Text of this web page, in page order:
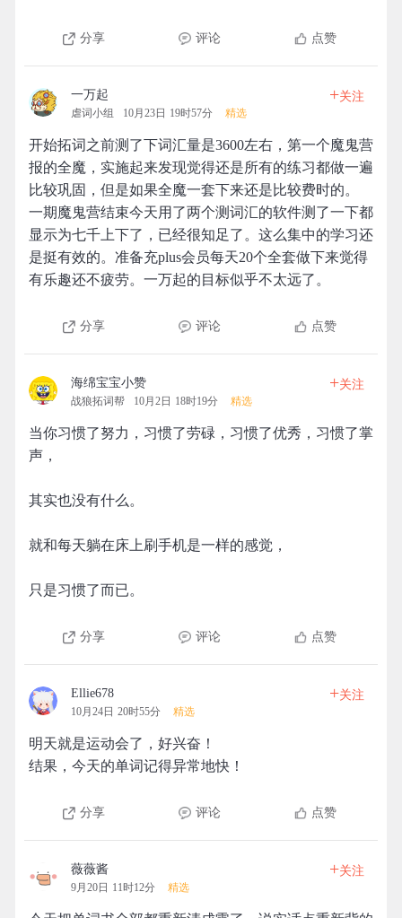
分享 评论 点赞
一万起
虐词小组 10月23日 19时57分 精选
+关注
开始拓词之前测了下词汇量是3600左右，第一个魔鬼营
报的全魔，实施起来发现觉得还是所有的练习都做一遍
比较巩固，但是如果全魔一套下来还是比较费时的。
一期魔鬼营结束今天用了两个测词汇的软件测了一下都
显示为七千上下了，已经很知足了。这么集中的学习还
是挺有效的。准备充plus会员每天20个全套做下来觉得
有乐趣还不疲劳。一万起的目标似乎不太远了。
分享 评论 点赞
海绵宝宝小赞
战狼拓词帮 10月2日 18时19分 精选
+关注
当你习惯了努力，习惯了劳碌，习惯了优秀，习惯了掌
声，
其实也没有什么。
就和每天躺在床上刷手机是一样的感觉，
只是习惯了而已。
分享 评论 点赞
Ellie678
10月24日 20时55分 精选
+关注
明天就是运动会了，好兴奋！
结果，今天的单词记得异常地快！
分享 评论 点赞
薇薇酱
9月20日 11时12分 精选
+关注